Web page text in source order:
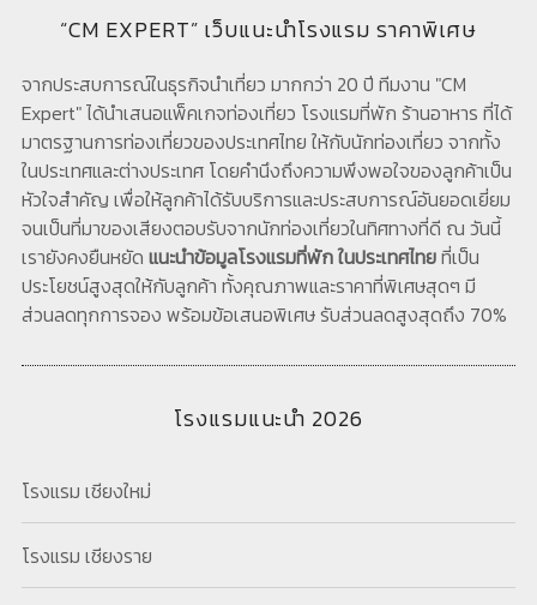
“CM EXPERT” เว็บแนะนำโรงแรม ราคาพิเศษ
จากประสบการณ์ในธุรกิจนำเที่ยว มากกว่า 20 ปี ทีมงาน "CM
Expert" ได้นำเสนอแพ็คเกจท่องเที่ยว โรงแรมที่พัก ร้านอาหาร ที่ได้
มาตรฐานการท่องเที่ยวของประเทศไทย ให้กับนักท่องเที่ยว จากทั้ง
ในประเทศและต่างประเทศ โดยคำนึงถึงความพึงพอใจของลูกค้าเป็น
หัวใจสำคัญ เพื่อให้ลูกค้าได้รับบริการและประสบการณ์อันยอดเยี่ยม
จนเป็นที่มาของเสียงตอบรับจากนักท่องเที่ยวในทิศทางที่ดี ณ วันนี้
เรายังคงยืนหยัด แนะนำข้อมูลโรงแรมที่พัก ในประเทศไทยที่เป็น
ประโยชน์สูงสุดให้กับลูกค้า ทั้งคุณภาพและราคาที่พิเศษสุดๆ มี
ส่วนลดทุกการจอง พร้อมข้อเสนอพิเศษ รับส่วนลดสูงสุดถึง 70%
โรงแรมแนะนำ 2026
โรงแรม เชียงใหม่
โรงแรม เชียงราย